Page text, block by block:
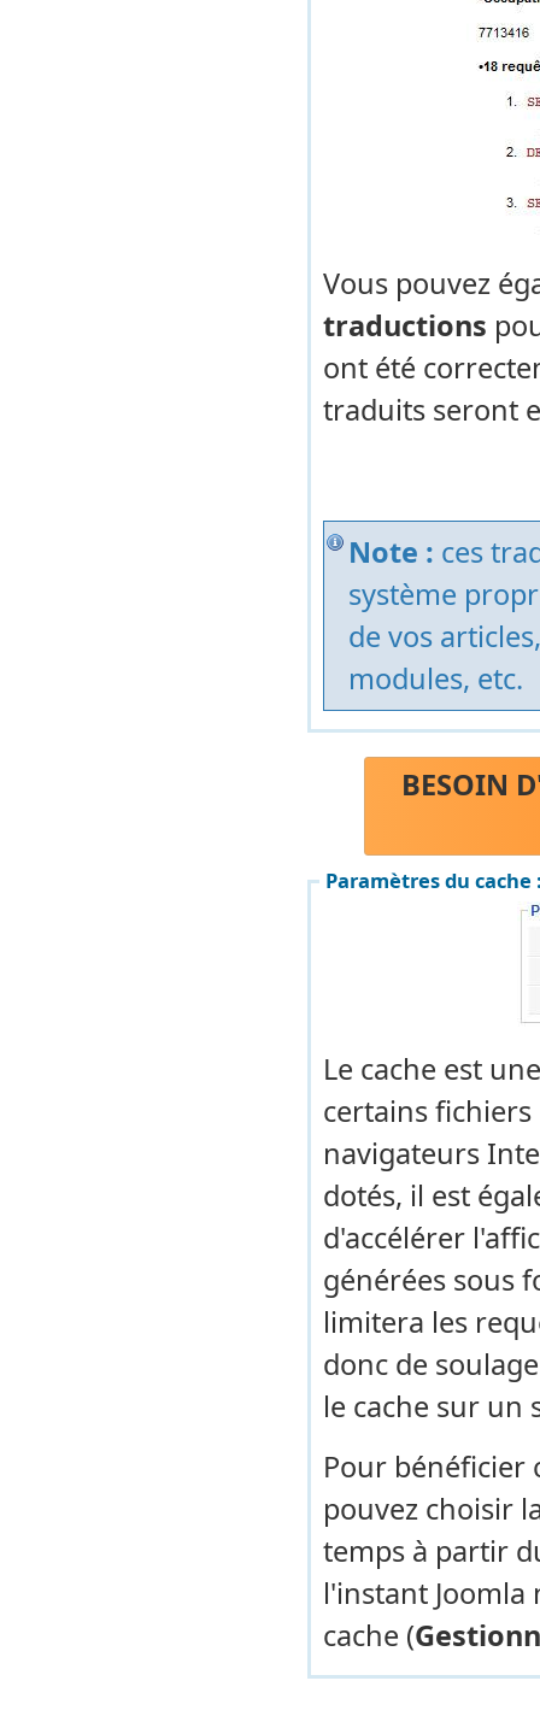
Vous pouvez
traductions
ont été
traduits seront
Note : ces
système
de vos
modules, etc.
BESOIN
Paramètres du cache
Le cache est
certains fichiers
navigateurs
dotés, il est
d'accélérer
générées sous
limitera les
donc de
le cache sur un
Pour
pouvez choisir
temps à partir
l'instant Joomla
cache (